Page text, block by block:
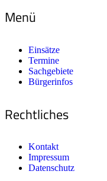
Menü
Einsätze
Termine
Sachgebiete
Bürgerinfos
Rechtliches
Kontakt
Impressum
Datenschutz